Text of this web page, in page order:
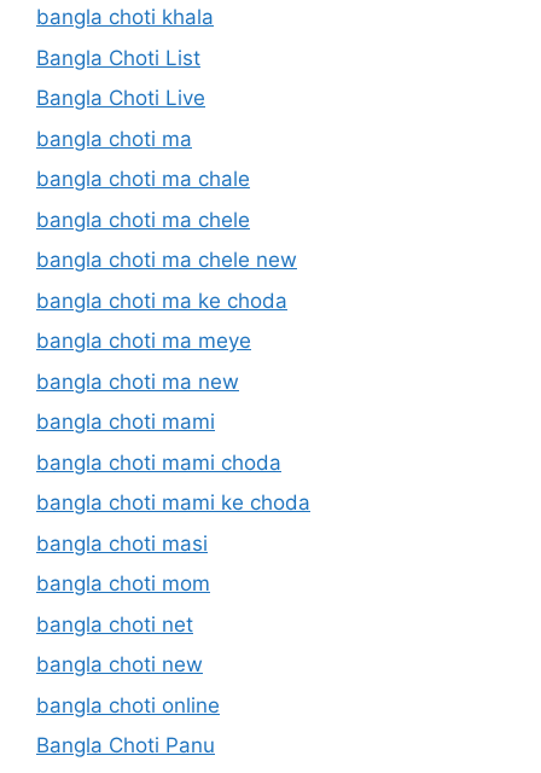
bangla choti khala
Bangla Choti List
Bangla Choti Live
bangla choti ma
bangla choti ma chale
bangla choti ma chele
bangla choti ma chele new
bangla choti ma ke choda
bangla choti ma meye
bangla choti ma new
bangla choti mami
bangla choti mami choda
bangla choti mami ke choda
bangla choti masi
bangla choti mom
bangla choti net
bangla choti new
bangla choti online
Bangla Choti Panu